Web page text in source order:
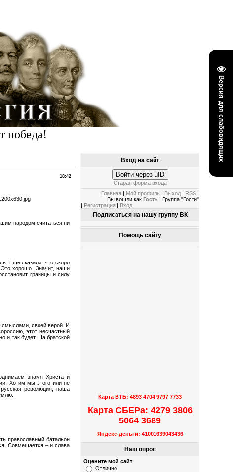
Версия для слабовидящих
победа!
18:42
народом считаться ни
Еще сказали, что скоро
хорошо. Значит, наши
границы и силу
смыслами, своей верой. И
этот несчастный
и так будет. На братской
знамя Христа и
Хотим мы этого или не
революция, наша
православный батальон
Совмещается – и слава
Вход на сайт
Войти через uID
Старая форма входа
Главная
Мой профиль Выход RSS
Вы вошли как Гость | Группа "Гости"
Регистрация Вход
Подписаться на нашу группу ВК
Помощь сайту
Карта ВТБ: 4893 4704 9797 7733
Карта СБЕРа: 4279 3806
5064 3689
Яндекс-деньги: 41001639043436
Наш опрос
Оцените мой сайт
Отлично